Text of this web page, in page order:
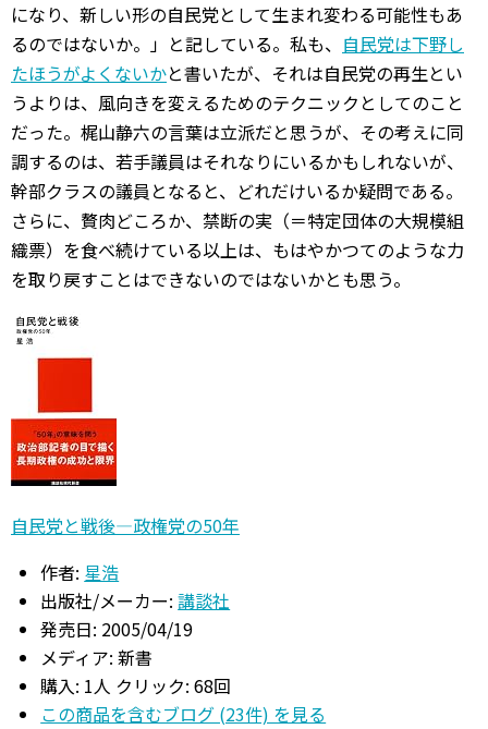
になり、新しい形の自民党として生まれ変わる可能性もあ
るのではないか。」と記している。私も、 自民党は下野し
たほうがよくないかと書いたが、それは自民党の再生とい
うよりは、風向きを変えるためのテクニックとしてのこと
だった。梶山静六の言葉は立派だと思うが、その考えに同
調するのは、若手議員はそれなりにいるかもしれないが、
幹部クラスの議員となると、どれだけいるか疑問である。
さらに、贅肉どころか、禁断の実（＝特定団体の大規模組
織票）を食べ続けている以上は、もはやかつてのような力
を取り戻すことはできないのではないかとも思う。
自民党と戦後―政権党の50年
作者: 星浩
出版社/メーカー: 講談社
発売日: 2005/04/19
メディア: 新書
購入: 1人 クリック: 68回
この商品を含むブログ (23件) を見る